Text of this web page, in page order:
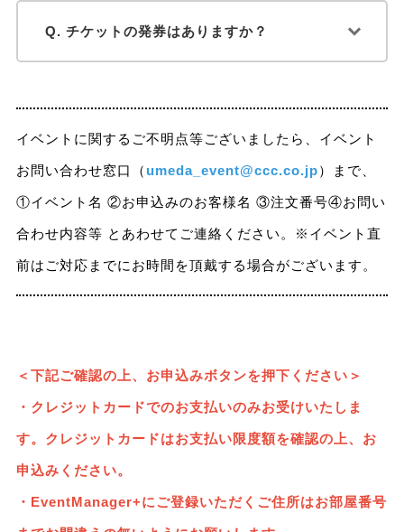
Q. チケットの発券はありますか？
イベントに関するご不明点等ございましたら、イベント
お問い合わせ窓口（ umeda_event@ccc.co.jp）まで、
①イベント名 ②お申込みのお客様名 ③注文番号④お問い
合わせ内容等 とあわせてご連絡ください。※イベント直
前はご対応までにお時間を頂戴する場合がございます。
＜下記ご確認の上、お申込みボタンを押下ください＞
・クレジットカードでのお支払いのみお受けいたしま
す。クレジットカードはお支払い限度額を確認の上、お
申込みください。
・EventManager+にご登録いただくご住所はお部屋番号